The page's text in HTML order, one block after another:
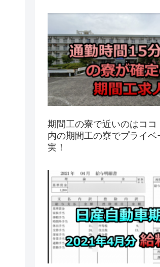
期間工の寮で近いのはココ
内の期間工の寮でプライベ
実！